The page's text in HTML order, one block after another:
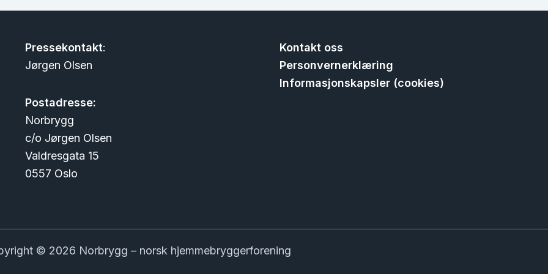
Pressekontakt:
Jørgen Olsen
Postadresse:
Norbrygg
c/o Jørgen Olsen
Valdresgata 15
0557 Oslo
Kontakt oss
Personvernerklæring
Informasjonskapsler (cookies)
© 2026 Norbrygg – norsk hjemmebryggerforening